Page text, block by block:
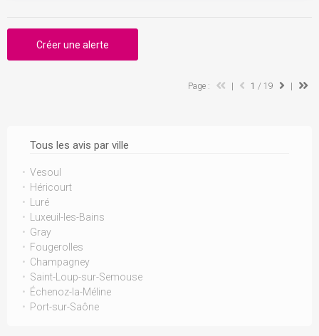
Tous les avis par ville
Vesoul
Héricourt
Luré
Luxeuil-les-Bains
Gray
Fougerolles
Champagney
Saint-Loup-sur-Semouse
Échenoz-la-Méline
Port-sur-Saône
Créer une alerte
Page : 1 / 19